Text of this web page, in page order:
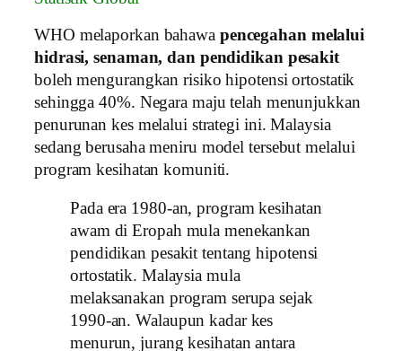
WHO melaporkan bahawa pencegahan melalui
hidrasi, senaman, dan pendidikan pesakit
boleh mengurangkan risiko hipotensi ortostatik
sehingga 40%. Negara maju telah menunjukkan
penurunan kes melalui strategi ini. Malaysia
sedang berusaha meniru model tersebut melalui
program kesihatan komuniti.
Pada era 1980‑an, program kesihatan
awam di Eropah mula menekankan
pendidikan pesakit tentang hipotensi
ortostatik. Malaysia mula
melaksanakan program serupa sejak
1990‑an. Walaupun kadar kes
menurun, jurang kesihatan antara